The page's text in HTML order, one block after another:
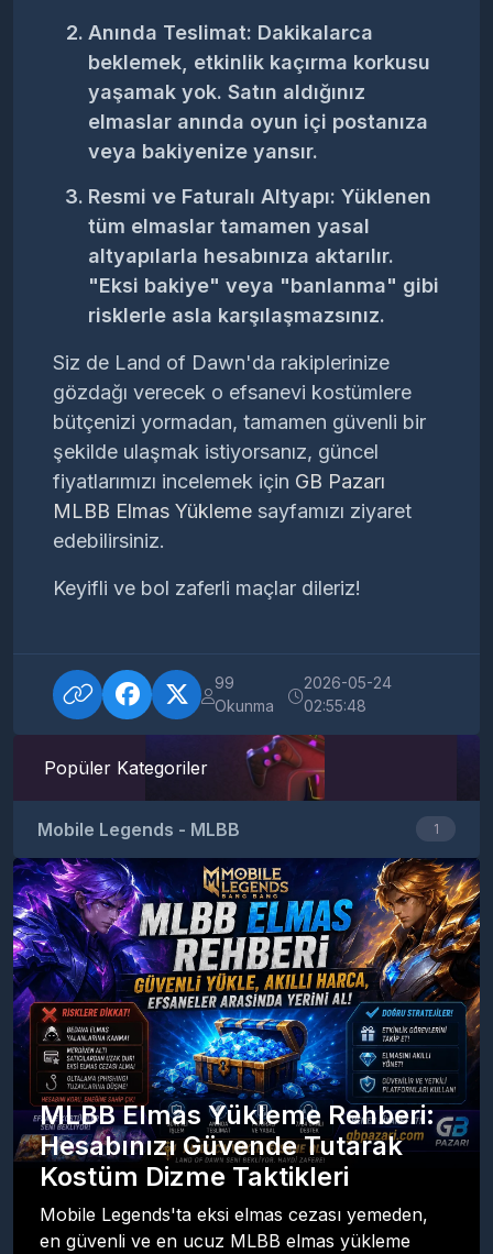
Anında Teslimat: Dakikalarca
beklemek, etkinlik kaçırma korkusu
yaşamak yok. Satın aldığınız
elmaslar anında oyun içi postanıza
veya bakiyenize yansır.
Resmi ve Faturalı Altyapı: Yüklenen
tüm elmaslar tamamen yasal
altyapılarla hesabınıza aktarılır.
"Eksi bakiye" veya "banlanma" gibi
risklerle asla karşılaşmazsınız.
Siz de Land of Dawn'da rakiplerinize
gözdağı verecek o efsanevi kostümlere
bütçenizi yormadan, tamamen güvenli bir
şekilde ulaşmak istiyorsanız, güncel
fiyatlarımızı incelemek için GB Pazarı
MLBB Elmas Yükleme sayfamızı ziyaret
edebilirsiniz.
Keyifli ve bol zaferli maçlar dileriz!
99
Okunma
2026-05-24
02:55:48
Popüler Kategoriler
Mobile Legends - MLBB 1
MLBB Elmas Yükleme Rehberi:
Hesabınızı Güvende Tutarak
Kostüm Dizme Taktikleri
Mobile Legends'ta eksi elmas cezası yemeden,
en güvenli ve en ucuz MLBB elmas yükleme